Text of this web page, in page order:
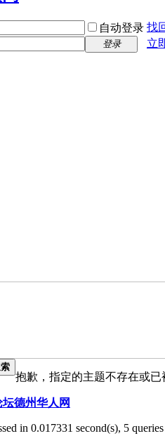
自动登录 找
登录
立
抱歉，指定的主题不存在或
坛德州华人网
in 0.017331 second(s), 5